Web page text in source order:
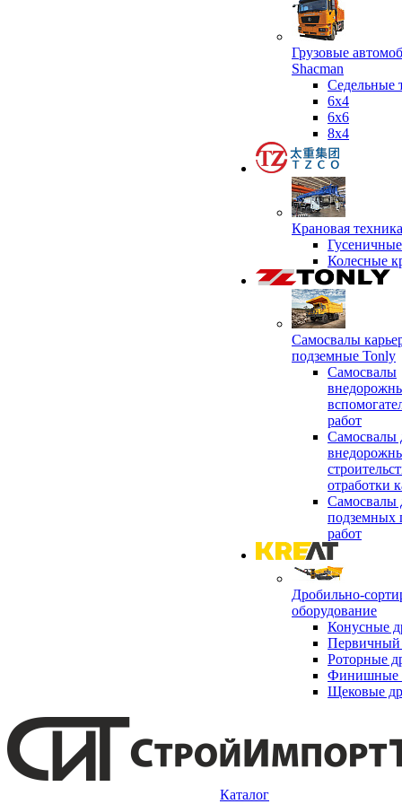
Грузовые
Shacman
Седельные
6х4
6x6
8x4
Крановая
Колесные
Самосвалы
подземные Tonly
Самосвалы
работ
Самосвалы
отработки
Самосвалы
подземных
работ
Дробильно-
оборудование
Конусные
Первичный
Роторные
Финишные
Щековые
Каталог